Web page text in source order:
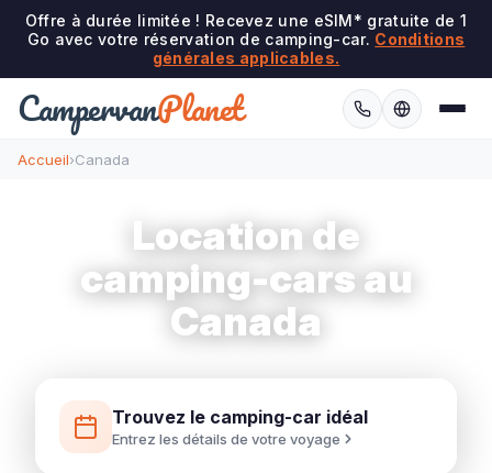
Offre à durée limitée ! Recevez une eSIM* gratuite de 1
Go avec votre réservation de camping-car. Conditions
générales applicables.
CampervanPlanet
Accueil›Canada
Location de
camping-cars au
Canada
Trouvez le camping-car idéal
Entrez les détails de votre voyage